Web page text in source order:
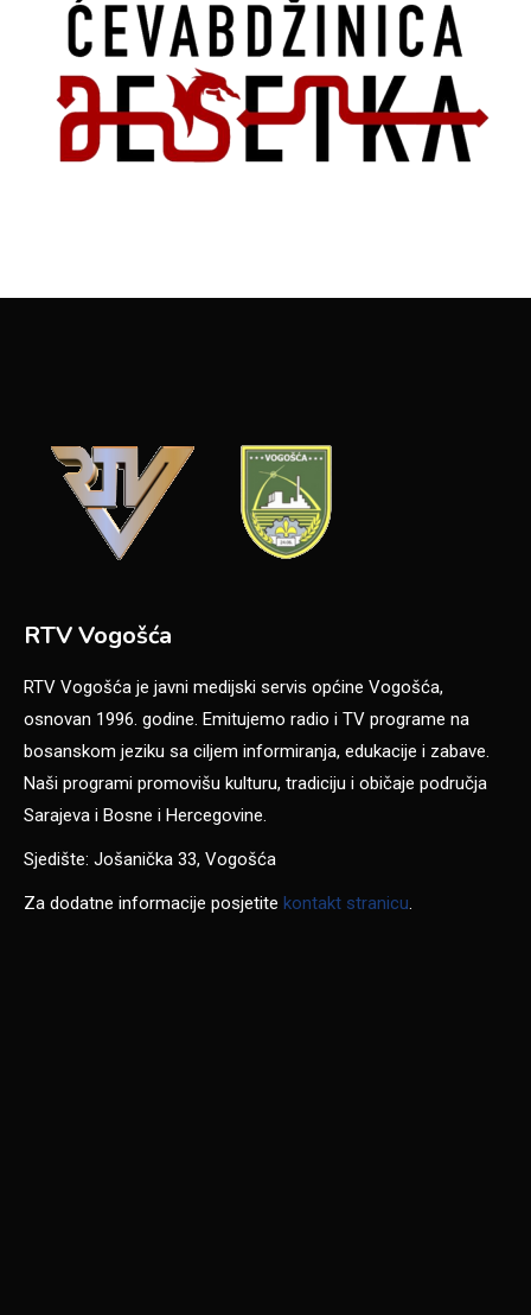
RTV Vogošća
RTV Vogošća je javni medijski servis općine Vogošća,
osnovan 1996. godine. Emitujemo radio i TV programe na
bosanskom jeziku sa ciljem informiranja, edukacije i zabave.
Naši programi promovišu kulturu, tradiciju i običaje područja
Sarajeva i Bosne i Hercegovine.
Sjedište: Jošanička 33, Vogošća
Za dodatne informacije posjetite kontakt stranicu.